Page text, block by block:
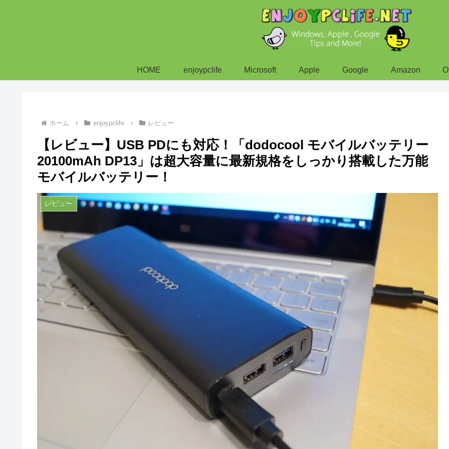
HOME enjoypclife Microsoft Apple Google Amazon
ホーム enjoypclife レビュー
【レビュー】USB PDにも対応！「dodocool モバイルバッテリー
20100mAh DP13」は超大容量に最新規格をしっかり搭載した万能
モバイルバッテリー！
レビュー